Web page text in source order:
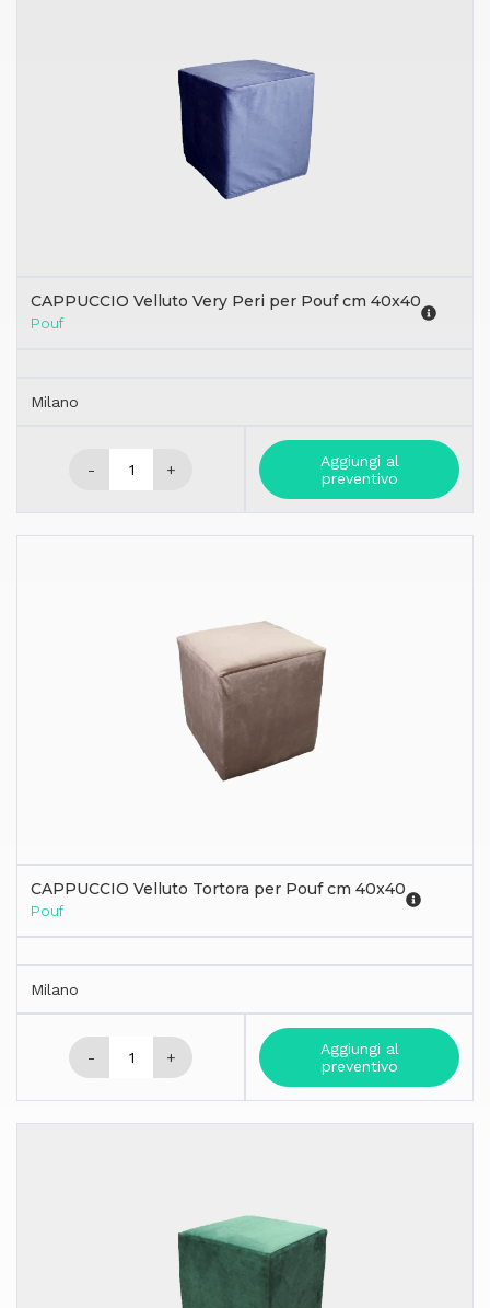
CAPPUCCIO Velluto Very Peri per Pouf cm 40x40
Pouf
Milano
- +
Aggiungi al
preventivo
CAPPUCCIO Velluto Tortora per Pouf cm 40x40
Pouf
Milano
- +
Aggiungi al
preventivo